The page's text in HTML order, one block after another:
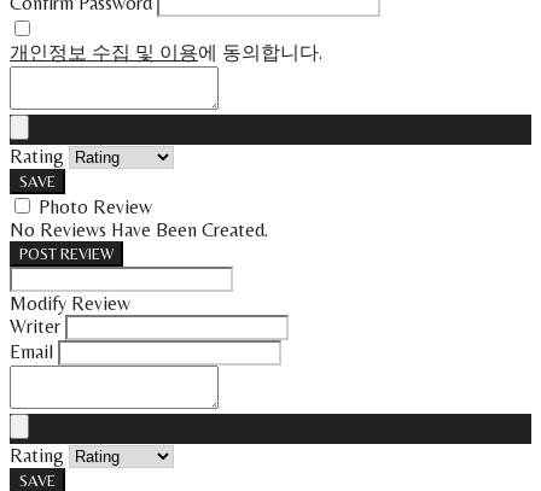
개인정보 수집 및 이용에 동의합니다.
Rating
SAVE
Photo Review
No Reviews Have Been Created.
POST REVIEW
Modify Review
Writer
Email
Rating
SAVE